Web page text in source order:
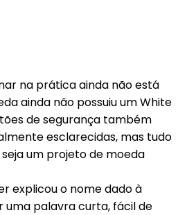
na prática ainda não está
ainda não possuiu um White
de segurança também
esclarecidas, mas tudo
um projeto de moeda
explicou o nome dado à
uma palavra curta, fácil de